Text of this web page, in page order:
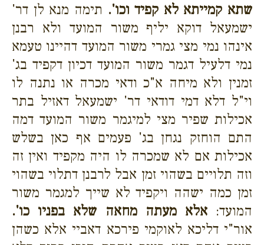
שתא קמייתא לא קפיד וכו'. תימה מנא לן דר'
ישמעאל דוקא יליף משור המועד ולא רבנן
אינהו נמי מצי גמרי משור המועד דהיינו טעמא
נמי דלעיל דגמר משור המועד דכיון דקפיד בג'
זמנין ולא מיחה א"כ ודאי מכרה או נתנה לו
וי"ל דלא דמי דודאי דר' ישמעאל דאזיל בתר
אכילות שפיר מצי למיגמר משור המועד דמה
התם הוחזק נגחן בג' פעמים אף כאן בשלש
אכילות אם לא שמכרה לו היה מקפיד ואין זה
וזה תלויים בשהוי זמן אבל לרבנן דתלוי בשהוי
זמן כמה ישהה ויקפיד לא שייך למגמר משור
המועד:אלא מעתה מחאה שלא בפניו כו'.
אור"י דליכא לאוקמי פירכא דאביי אלא כשהן